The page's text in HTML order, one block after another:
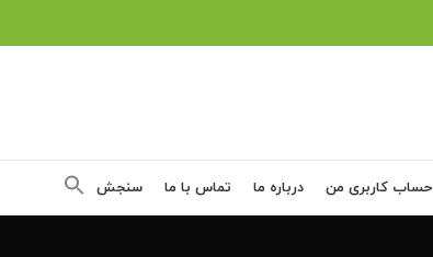
حساب کاربری من درباره ما تماس با ما سنجش